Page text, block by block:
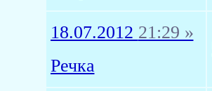
18.07.2012 21:29 »
Речка